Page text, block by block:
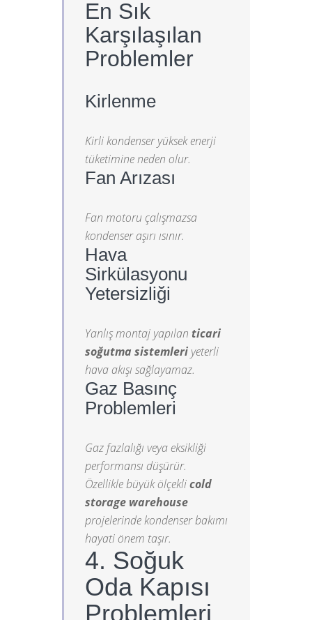
En Sık
Karşılaşılan
Problemler
Kirlenme
Kirli kondenser yüksek enerji
tüketimine neden olur.
Fan Arızası
Fan motoru çalışmazsa
kondenser aşırı ısınır.
Hava
Sirkülasyonu
Yetersizliği
Yanlış montaj yapılan ticari
soğutma sistemleri yeterli
hava akışı sağlayamaz.
Gaz Basınç
Problemleri
Gaz fazlalığı veya eksikliği
performansı düşürür.
Özellikle büyük ölçeklicold
storage warehouse
projelerinde kondenser bakımı
hayati önem taşır.
4. Soğuk
Oda Kapısı
Problemleri